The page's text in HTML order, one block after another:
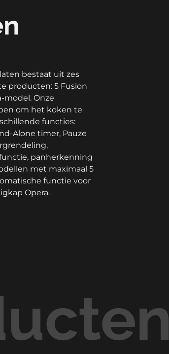
bestaat uit zes
producten: 5 Fusion
model. Onze
om het koken te
functies:
Alone timer, Pauze
panherkenning
met maximaal 5
functie voor
Opera.